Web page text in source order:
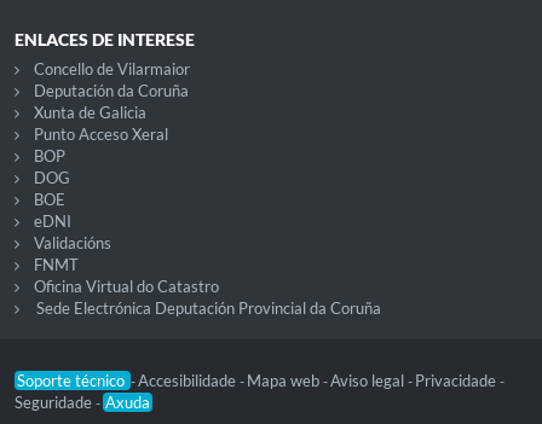
ENLACES DE INTERESE
Concello de Vilarmaior
Deputación da Coruña
Xunta de Galicia
Punto Acceso Xeral
BOP
DOG
BOE
eDNI
Validacións
FNMT
Oficina Virtual do Catastro
Sede Electrónica Deputación Provincial da Coruña
Soporte técnico -Accesibilidade - Mapa web -Aviso legal - Privacidade -
Seguridade - Axuda